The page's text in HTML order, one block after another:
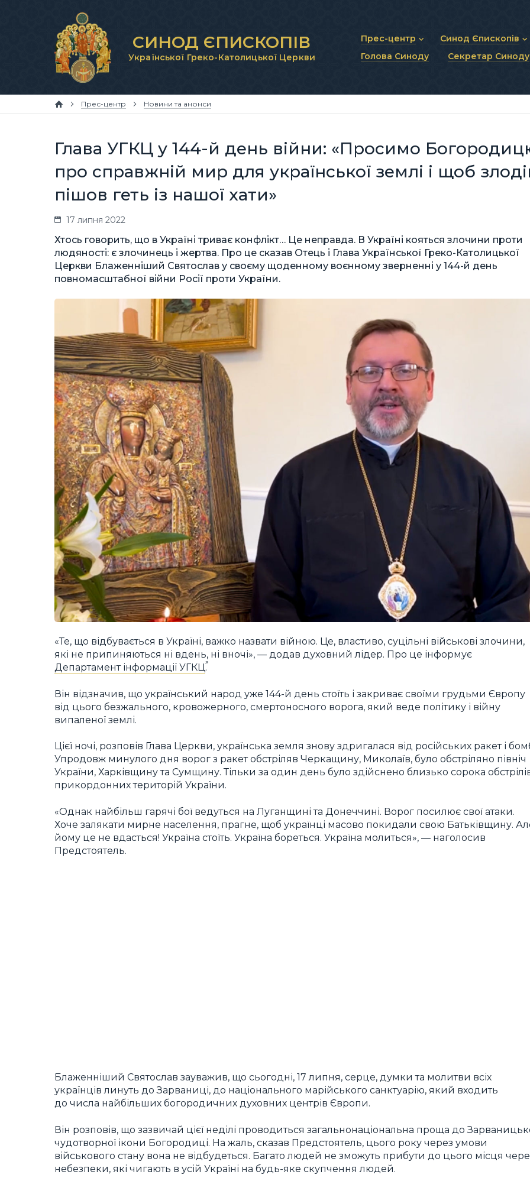
СИНОД ЄПИСКОПІВ
Української Греко-Католицької Церкви
Прес-центр
Новини та анонси
Синод Єпископів
Статут Синоду
Синодальні органи
Голова Синоду Секретар Синоду
Прес-центр Новини та анонси
Глава УГКЦ у 144-й день війни: «Просимо
про справжній мир для української землі і щоб
пішов геть із нашої хати»
17 липня 2022
Хтось говорить, що в Україні триває конфлікт… Це неправда. В Україні кояться злочини проти
людяності: є злочинець і жертва. Про це сказав Отець і Глава Української Греко-Католицької
Церкви Блаженніший Святослав у своєму щоденному воєнному зверненні у 144-й день
повномасштабної війни Росії проти України.
«Те, що відбувається в Україні, важко назвати війною. Це, властиво, суцільні військові злочини,
які не припиняються ні вдень, ні вночі», — додав духовний лідер. Про це інформує
Департамент інформації УГКЦ.
Він відзначив, що український народ уже 144-й день стоїть і закриває своїми грудьми Європу
від цього безжального, кровожерного, смертоносного ворога, який веде політику і війну
випаленої землі.
Цієї ночі, розповів Глава Церкви, українська земля знову здригалася від російських ракет і
Упродовж минулого дня ворог з ракет обстріляв Черкащину, Миколаїв, було обстріляно північ
України, Харківщину та Сумщину. Тільки за один день було здійснено близько сорока
прикордонних територій України.
«Однак найбільш гарячі бої ведуться на Луганщині та Донеччині. Ворог посилює свої атаки.
Хоче залякати мирне населення, прагне, щоб українці масово покидали свою Батьківщину.
йому це не вдасться! Україна стоїть. Україна бореться. Україна молиться», — наголосив
Предстоятель.
Блаженніший Святослав зауважив, що сьогодні, 17 липня, серце, думки та молитви всіх
українців линуть до Зарваниці, до національного марійського санктуарію, який входить
до числа найбільших богородичних духовних центрів Європи.
Він розповів, що зазвичай цієї неділі проводиться загальнонаціональна проща до
чудотворної ікони Богородиці. На жаль, сказав Предстоятель, цього року через умови
військового стану вона не відбудеться. Багато людей не зможуть прибути до цього місця
небезпеки, які чигають в усій Україні на будь-яке скупчення людей.